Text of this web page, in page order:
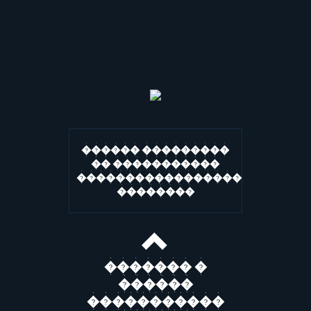
������ ���������
�� �����������
�����������������
��������
������� �
������
�����������